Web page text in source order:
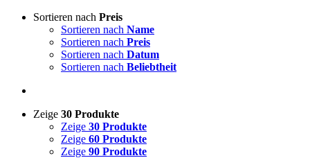
Sortieren nach Preis
Sortieren nach Name
Sortieren nach Preis
Sortieren nach Datum
Sortieren nach Beliebtheit
Zeige 30 Produkte
Zeige 30 Produkte
Zeige 60 Produkte
Zeige 90 Produkte